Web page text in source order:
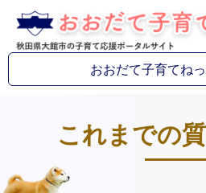
おおだて子育てね
これまでの